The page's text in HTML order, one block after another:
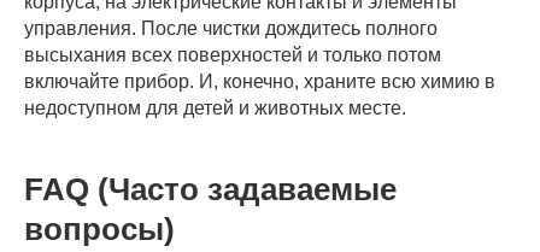
управления. После чистки дождитесь полного
высыхания всех поверхностей и только потом
включайте прибор. И, конечно, храните всю химию в
недоступном для детей и животных месте.
FAQ (Часто задаваемые
вопросы)